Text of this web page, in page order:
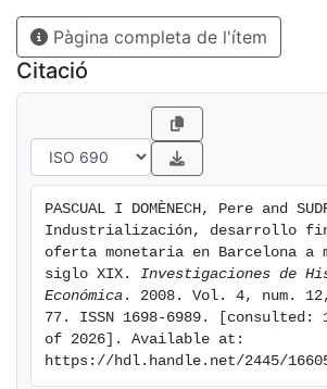
expansión de la oferta monetaria no
repercusiones notables sobre los
cambio, sus súbitas contracciones
efectos alcistas sobre el tipo de
Pàgina completa de l'ítem
Citació
PASCUAL I DOMÈNECH, Pere and
Industrialización, desarrollo
oferta monetaria en Barcelona a
siglo XIX. Investigaciones de
Económica . 2008. Vol. 4, num.
77. ISSN 1698-6989. [consulted:
of 2026]. Available at:
https://hdl.handle.net/2445/